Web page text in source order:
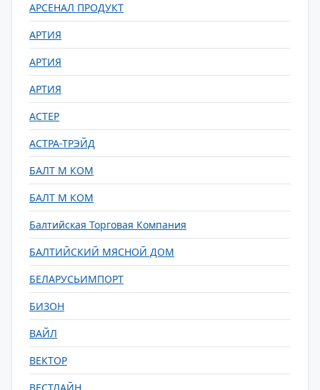
АРСЕНАЛ ПРОДУКТ
АРТИЯ
АРТИЯ
АРТИЯ
АСТЕР
АСТРА-ТРЭЙД
БАЛТ М КОМ
БАЛТ М КОМ
Балтийская Торговая Компания
БАЛТИЙСКИЙ МЯСНОЙ ДОМ
БЕЛАРУСЬИМПОРТ
БИЗОН
ВАЙЛ
ВЕКТОР